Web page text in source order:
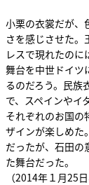
小栗の衣裳だが、
さを感じさせた。
レスで現れたの
舞台を中世ドイツ
るのだろう。民族
で、スペインやイ
それぞれのお国の
ザインが楽しめた
だったが、石田の
た舞台だった。
（2014年１月25